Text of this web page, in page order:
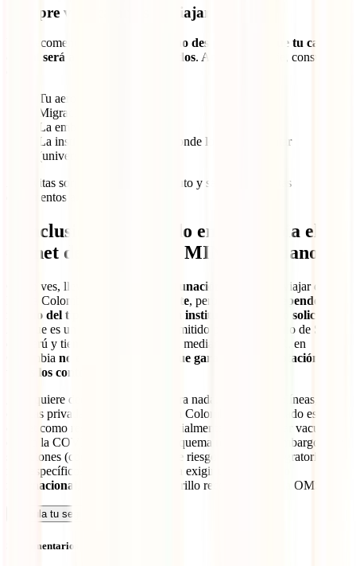
Siempre verifica antes de viajar
Una recomendación clave es que
no des por hecho que tu carnet
digital será aceptado en todos lados. Antes de tu viaje, consulta
Tu aerolínea
Migración Colombia
La embajada o consulado
La institución colombiana donde lo vas a presentar
(universidad, empresa, etc.)
Así evitas sorpresas de último minuto y sabes si necesitas
documentos adicionales.
Conclusión: ¿Es válido en Colombia el
carnet de vacunación MINSA peruano?
Como ves, llevar tu carnet de vacunación MINSA
al viajar desde
Perú a Colombia
sí puede ayudarte, pero su validez
depende
mucho del tipo de trámite y de la institución que te lo solicite
Aunque es un documento oficial emitido por el Ministerio de Salud
del Perú y tiene verificación digital mediante código QR, en
Colombia no existe una norma que garantice su aceptación en
todos los contextos
¿Eso quiere decir que no sirve? Para nada. Muchas aerolíneas,
clínicas privadas y hasta Migración Colombia han aceptado este
carnet como respaldo válido, especialmente para verificar vacunas
contra la COVID-19 u otras del esquema regular. Sin embargo, hay
situaciones (como viajes a zonas de riesgo o trámites migratorios
más específicos) donde se te podría exigir un
internacional
, como el carnet amarillo reconocido por la OMS.
Calcula tu seguro
Sin comentarios